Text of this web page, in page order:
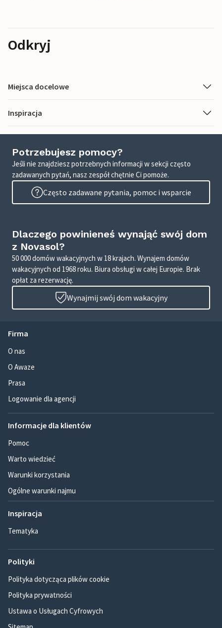
Odkryj
Miejsca docelowe
Inspiracja
Potrzebujesz pomocy?
Jeśli nie znajdziesz potrzebnych informacji w sekcji często
zadawanych pytań, nasz zespół chętnie Ci pomoże.
Często zadawane pytania, pomoc i wsparcie
Dlaczego powinieneś wynająć swój dom
z Novasol?
50 000 domów wakacyjnych w 18 krajach. Wynajem domów
wakacyjnych od 1968 roku. Biura obsługi w całej Europie. Brak
opłat za rezerwację.
Wynajmij swój dom wakacyjny
Firma
O nas
O Awaze
Prasa
Logowanie dla agencji
Informacje dla klientów
Pomoc
Warto wiedzieć
Warunki korzystania
Ogólne warunki najmu
Inspiracja
Tematyka
Polityki
Polityka dotycząca plików cookie
Polityka prywatności
Ustawa o Usługach Cyfrowych